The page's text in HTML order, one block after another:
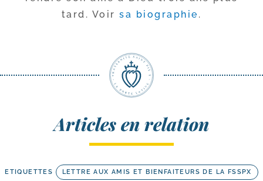
tard. Voirsa bio­gra­phie .
Articles en relation
ETIQUETTES LETTRE AUX AMIS ET BIENFAITEURS DE LA FSSPX